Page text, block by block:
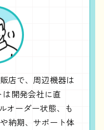
店で、周辺機器は
開発会社に直
ーダー状態、も
納期、サポート体